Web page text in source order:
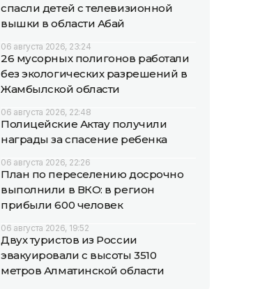
спасли детей с телевизионной
вышки в области Абай
06 августа 2026, 23:24
26 мусорных полигонов работали
без экологических разрешений в
Жамбылской области
06 августа 2026, 22:48
Полицейские Актау получили
награды за спасение ребенка
06 августа 2026, 22:26
План по переселению досрочно
выполнили в ВКО: в регион
прибыли 600 человек
06 августа 2026, 19:52
Двух туристов из России
эвакуировали с высоты 3510
метров Алматинской области